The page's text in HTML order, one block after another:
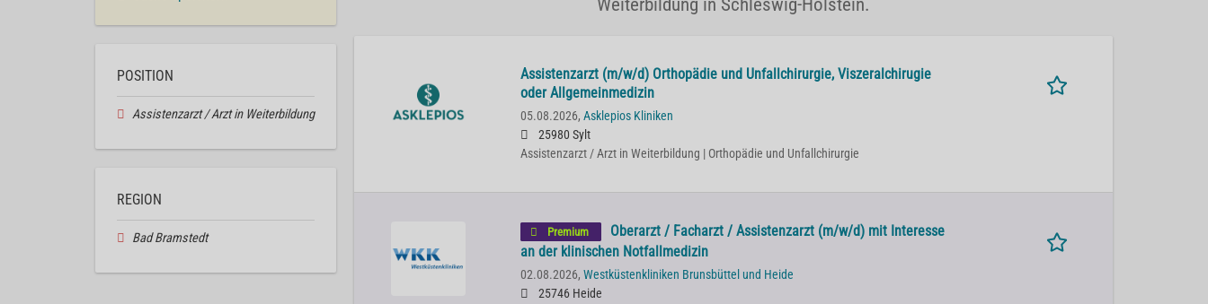
Weiterbildung in Schleswig-Holstein.
Assistenzarzt (m/w/d) Orthopädie und Unfallchirurgie, Viszeralchirugie
oder Allgemeinmedizin
05.08.2026, Asklepios Kliniken
25980 Sylt
Assistenzarzt / Arzt in Weiterbildung | Orthopädie und Unfallchirurgie
Premium
Oberarzt / Facharzt / Assistenzarzt (m/w/d) mit Interesse
an der klinischen Notfallmedizin
02.08.2026, Westküstenkliniken Brunsbüttel und Heide
25746 Heide
POSITION
Assistenzarzt / Arzt in Weiterbildung
REGION
Bad Bramstedt